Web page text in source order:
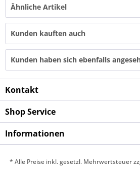
Ähnliche Artikel
Kunden kauften auch
Kunden haben sich ebenfalls
Kontakt
Shop Service
Informationen
* Alle Preise inkl. gesetzl. Mehrwertsteuer